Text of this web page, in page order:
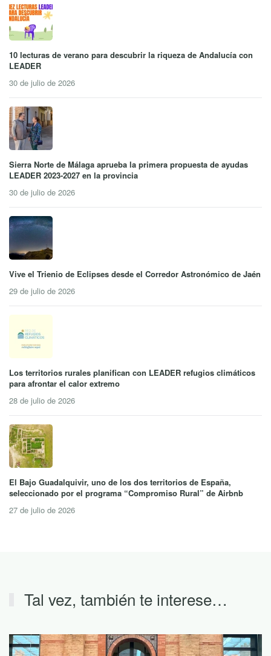
10 lecturas de verano para descubrir la riqueza de Andalucía con
LEADER
30 de julio de 2026
Sierra Norte de Málaga aprueba la primera propuesta de ayudas
LEADER 2023-2027 en la provincia
30 de julio de 2026
Vive el Trienio de Eclipses desde el Corredor Astronómico de Jaén
29 de julio de 2026
Los territorios rurales planifican con LEADER refugios climáticos
para afrontar el calor extremo
28 de julio de 2026
El Bajo Guadalquivir, uno de los dos territorios de España,
seleccionado por el programa “Compromiso Rural” de Airbnb
27 de julio de 2026
Tal vez, también te interese…